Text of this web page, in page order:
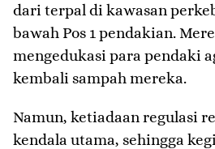
dari terpal di kawasan
bawah Pos 1 pendakian.
mengedukasi para pendaki
kembali sampah mereka.
Namun, ketiadaan regulasi
kendala utama, sehingga